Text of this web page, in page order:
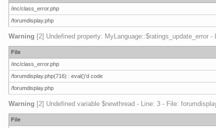
/inc/class_error.php
/forumdisplay.php
Warning [2] Undefined property: MyLanguage::$ratings_update_error
File
/inc/class_error.php
/forumdisplay.php(716) : eval()'d code
/forumdisplay.php
Warning [2] Undefined variable $newthread - Line: 3 - File:
File